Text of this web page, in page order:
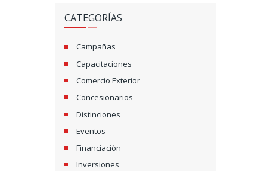
CATEGORÍAS
Campañas
Capacitaciones
Comercio Exterior
Concesionarios
Distinciones
Eventos
Financiación
Inversiones